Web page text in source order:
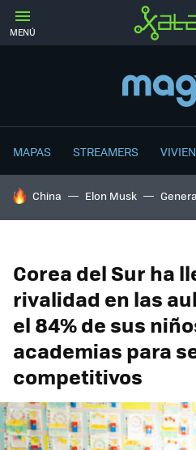
MENÚ
MAPAS STREAMERS
HOY SE HABLA DE
China Elon Musk
Corea del Sur ha
rivalidad en las
el 84% de sus
academias para
competitivos